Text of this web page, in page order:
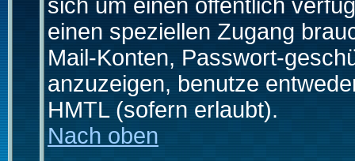
sich um einen öffentlich
einen speziellen Zugang
Mail-Konten, Passwort-
anzuzeigen, benutze
HMTL (sofern erlaubt).
Nach oben